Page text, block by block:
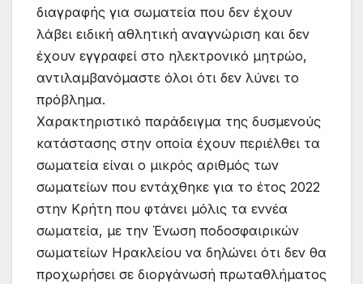
διαγραφής για σωματεία που δεν έχουν
λάβει ειδική αθλητική αναγνώριση και δεν
έχουν εγγραφεί στο ηλεκτρονικό μητρώο,
αντιλαμβανόμαστε όλοι ότι δεν λύνει το
πρόβλημα.
Χαρακτηριστικό παράδειγμα της δυσμενούς
κατάστασης στην οποία έχουν περιέλθει τα
σωματεία είναι ο μικρός αριθμός των
σωματείων που εντάχθηκε για το έτος 2022
στην Κρήτη που φτάνει μόλις τα εννέα
σωματεία, με την Ένωση ποδοσφαιρικών
σωματείων Ηρακλείου να δηλώνει ότι δεν θα
προχωρήσει σε διοργάνωσή πρωταθλήματος